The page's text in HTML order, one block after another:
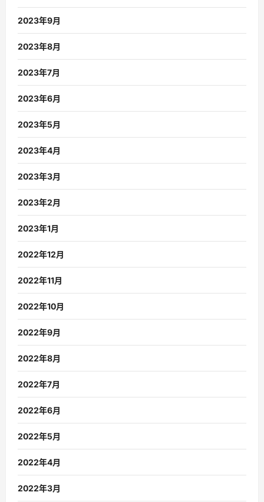
2023年9月
2023年8月
2023年7月
2023年6月
2023年5月
2023年4月
2023年3月
2023年2月
2023年1月
2022年12月
2022年11月
2022年10月
2022年9月
2022年8月
2022年7月
2022年6月
2022年5月
2022年4月
2022年3月